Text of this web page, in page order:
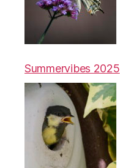
Summervibes 2025